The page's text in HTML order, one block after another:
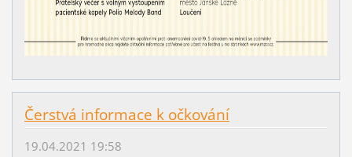
Čerstvá informace k očkování
19.04.2021 19:58